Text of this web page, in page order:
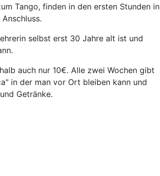
Tango, finden in den ersten Stunden in
selbst erst 30 Jahre alt ist und
auch nur 10€. Alle zwei Wochen gibt
in der man vor Ort bleiben kann und
Getränke.